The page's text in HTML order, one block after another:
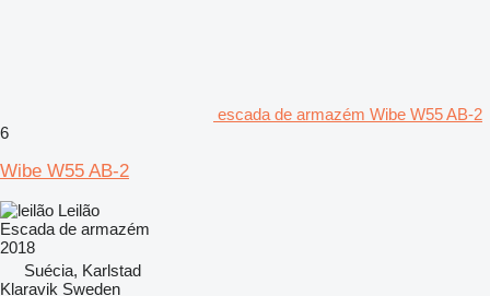
escada de armazém Wibe W55 AB-2
6
Wibe W55 AB-2
Leilão
Escada de armazém
2018
Suécia, Karlstad
Klaravik Sweden